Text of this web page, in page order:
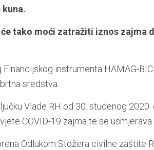
tako moći zatražiti iznos zajma
Financijskog instrumenta HAMAG-
sredstva.
Vlade RH od 30. studenog
COVID-19 zajma te se
Odlukom Stožera civilne zaštite